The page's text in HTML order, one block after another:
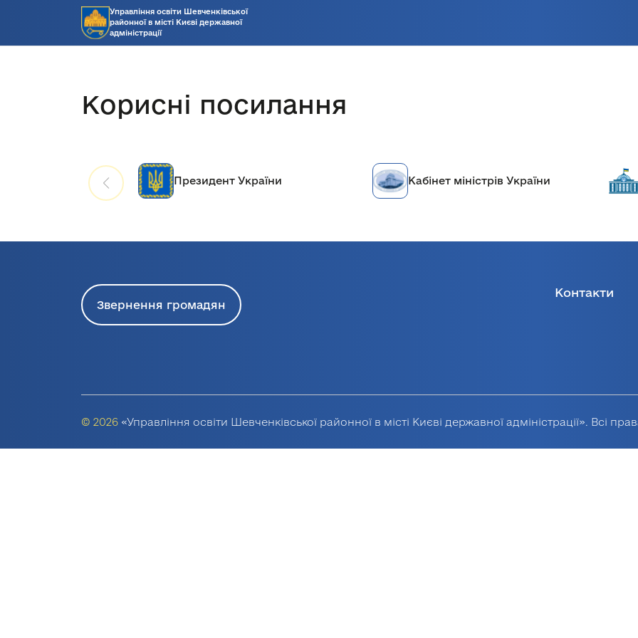
Управління освіти Шевченківської
районної в місті Києві державної
адміністрації
Корисні посилання
Президент України Кабінет міністрів України
Звернення громадян
Контакти
© 2026 «Управління освіти Шевченківської районної в місті Києві державної адміністрації». Всі